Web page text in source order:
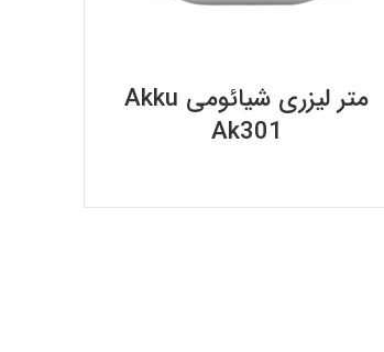
متر لیزری شیائومی Akku
Ak301